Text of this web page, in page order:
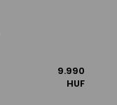
9.990
HUF